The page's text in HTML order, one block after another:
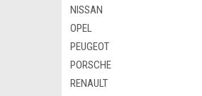
NISSAN
OPEL
PEUGEOT
PORSCHE
RENAULT